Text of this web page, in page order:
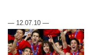
— 12.07.10 —